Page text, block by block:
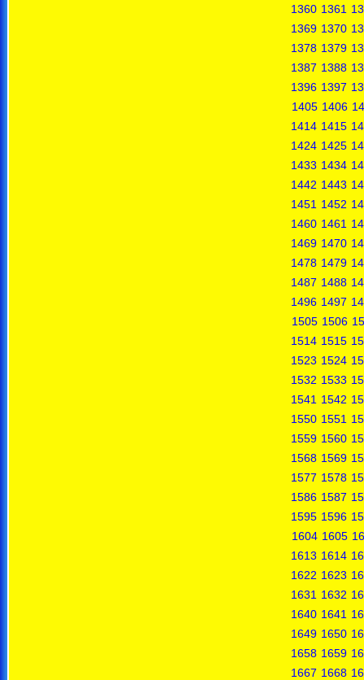
1360 1361
1369 1370
1378 1379
1387 1388
1396 1397
1405 1406
1414 1415
1424 1425
1433 1434
1442 1443
1451 1452
1460 1461
1469 1470
1478 1479
1487 1488
1496 1497
1505 1506
1514 1515
1523 1524
1532 1533
1541 1542
1550 1551
1559 1560
1568 1569
1577 1578
1586 1587
1595 1596
1604 1605
1613 1614
1622 1623
1631 1632
1640 1641
1649 1650
1658 1659
1667 1668